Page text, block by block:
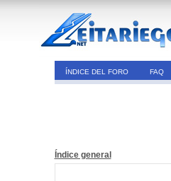
ÍNDICE DEL FORO FAQ
Índice general